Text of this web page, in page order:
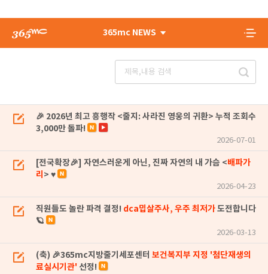
365mc NEWS
🎉 2026년 최고 흥행작 <줄지: 사라진 영웅의 귀환> 누적 조회수
3,000만 돌파!
2026-07-01
[전국확장🎉] 자연스러운게 아닌, 진짜 자연의 내 가슴 <배파가
리 > ♥
2026-04-23
직원들도 놀란 파격 결정! dca밉살주사, 우주 최저가도전합니다
🪐
2026-03-13
(축) 🎉365mc지방줄기세포센터 보건복지부 지정 '첨단재생의
료실시기관' 선정!